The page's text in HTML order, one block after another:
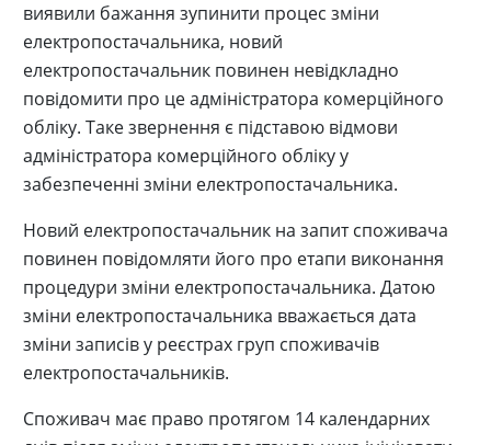
виявили бажання зупинити процес зміни
електропостачальника, новий
електропостачальник повинен невідкладно
повідомити про це адміністратора комерційного
обліку. Таке звернення є підставою відмови
адміністратора комерційного обліку у
забезпеченні зміни електропостачальника.
Новий електропостачальник на запит споживача
повинен повідомляти його про етапи виконання
процедури зміни електропостачальника. Датою
зміни електропостачальника вважається дата
зміни записів у реєстрах груп споживачів
електропостачальників.
Споживач має право протягом 14 календарних